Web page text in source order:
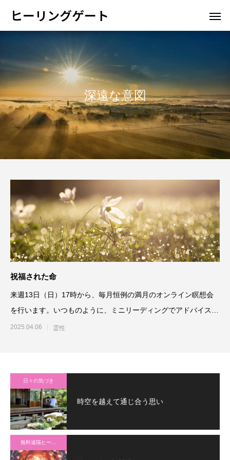
ヒーリングゲート
深遠な意図
祝福された命
来週13日（日）17時から、毎月恒例の満月のオンライン瞑想会
を行います。いつものように、ミニリーディングでアドバイスや
メッセージをお
2025.04.06 霊性
日々の気づき
時空を越えて通じ合う思い